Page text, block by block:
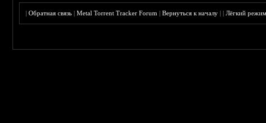
|Обратная связь |Metal Torrent Tracker Forum |Вернуться к началу ||Лёгкий